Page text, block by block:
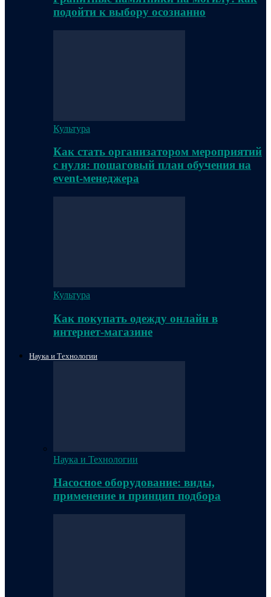
подойти к выбору осознанно
Культура
Как стать организатором мероприятий
с нуля: пошаговый план обучения на
event-менеджера
Культура
Как покупать одежду онлайн в
интернет-магазине
Наука и Технологии
Наука и Технологии
Насосное оборудование: виды,
применение и принцип подбора